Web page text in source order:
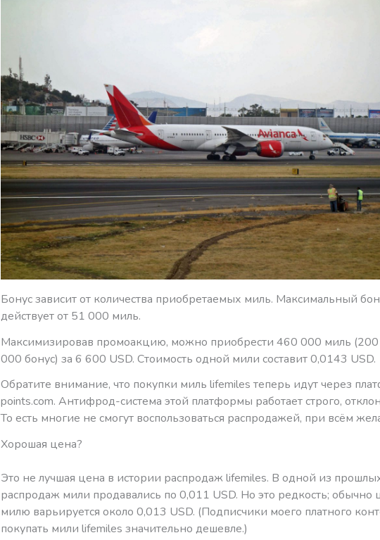
Бонус зависит от количества приобретаемых миль. Максимальный
действует от 51 000 миль.
Максимизировав промоакцию, можно приобрести 460 000 миль
000 бонус) за 6 600 USD. Стоимость одной мили составит 0,0143 USD.
Обратите внимание, что покупки миль lifemiles теперь идут через
points.com. Антифрод-система этой платформы работает строго,
То есть многие не смогут воспользоваться распродажей, при всём
Хорошая цена?
Это не лучшая цена в истории распродаж lifemiles. В одной из
распродаж мили продавались по 0,011 USD. Но это редкость; обычно
милю варьируется около 0,013 USD. (Подписчики моего платного
покупать мили lifemiles значительно дешевле.)